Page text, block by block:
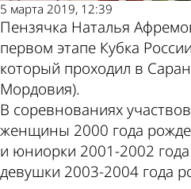
5 марта 2019, 12:39
Пензячка Наталья
первом этапе Кубка
который проходил в
Мордовия).
В соревнованиях
женщины 2000 года
и юниорки 2001-2002
девушки 2003-2004 года